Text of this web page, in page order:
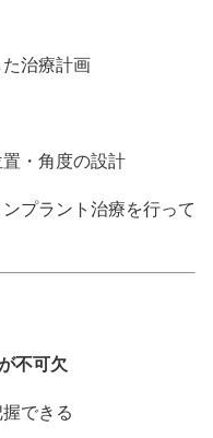
治療計画
・角度の設計
プラント治療を行って
不可欠
できる